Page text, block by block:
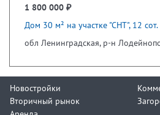
1 800 000 ₽
Дом 30 м² на участке "СНТ", 12 сот.
обл Ленинградская, р-н
Новостройки
Вторичный рынок